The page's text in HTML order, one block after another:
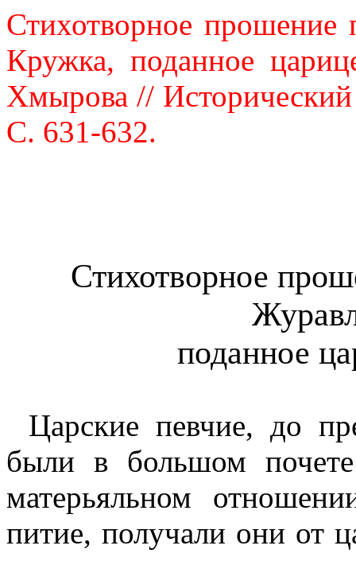
Стихотворное
Кружка, поданное
Хмырова //
С. 631-632.
Стихотворное
поданное
Царские певчие, до
были в большом
матерьяльном
питие, получали они от